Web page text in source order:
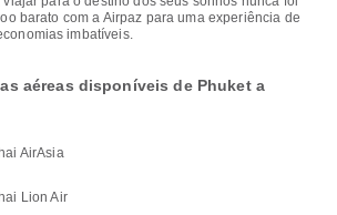
barato com a Airpaz para uma experiência de
imbatíveis.
aéreas disponíveis de Phuket a
AirAsia
Lion Air